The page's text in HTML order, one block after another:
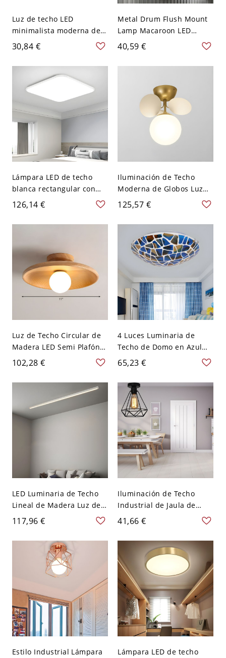
Luz de techo LED
minimalista moderna de
aluminio lacado con
pantalla acrílica - Verde
110 A 120 V Blanco
30,84 €
Metal Drum Flush Mount
Lamp Macaroon LED
Grey/Green Ceiling
Lighting with Wooden Top
for Living Room - 110 A
40,59 €
Lámpara LED de techo
blanca rectangular con
montaje empotrado,
moderna, con pantalla
acrílica de metal blanco -
Blanco
126,14 €
Iluminación de Techo
Moderna de Globos Luz
de Techo Semi Empotrada
de Metal para Sala -
Blanco 110 A 120 V 1
125,57 €
Luz de Techo Circular de
Madera LED Semi Plafón
Modernista para Corredor
- 110 A 120 V Madera
102,28 €
4 Luces Luminaria de
Techo de Domo en Azul
Iluminación de Techo
Tiffany de Vidrio para
Salón - Azul 110 A 120 V
30,48 cm
65,23 €
LED Luminaria de Techo
Lineal de Madera Luz de
Techo Simplista para
V 59,69 cm
117,96 €
Iluminación de Techo
Industrial de Jaula de
Diamante 1 Cabeza Semi
- Negro 110 A 120 V
41,66 €
Estilo Industrial Lámpara
Lámpara LED de techo